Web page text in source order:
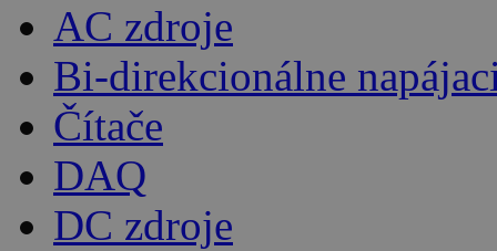
AC zdroje
Bi-direkcionálne
Čítače
DAQ
DC zdroje